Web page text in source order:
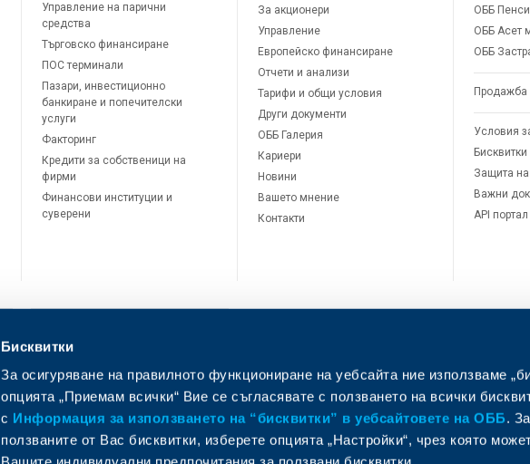
Бисквитки
За осигуряване на правилното функциониране на уебсайта ние използваме
опцията „Приемам всички“ Вие се съгласявате с ползването на всички
с Информация за използването на “бисквитки” в уебсайтовете на ОББ.
ползваните от Вас бисквитки, изберете опцията „Настройки“, чрез която
Управление на парични
средства
Търговско финансиране
ПОС терминали
Пазари, инвестиционно
банкиране и попечителски
услуги
Факторинг
Кредити за собственици на
фирми
Финансови институции и
суверени
За акционери
Управление
Европейско финансиране
Отчети и анализи
Тарифи и общи условия
Други документи
ОББ Галерия
Кариери
Новини
Вашето мнение
Контакти
ОББ
ОББ Асет
ОББ
Продажба
Условия
Бисквитки
Защита
Важни
API
ОББ Мобайл